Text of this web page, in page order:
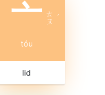
亠 ㄊ
ㄡ ˊ
tóu
lid